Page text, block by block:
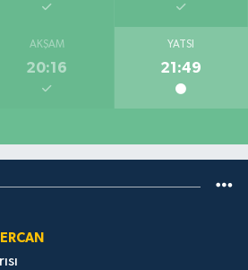
AKŞAM
20:16
YATSI
21:49